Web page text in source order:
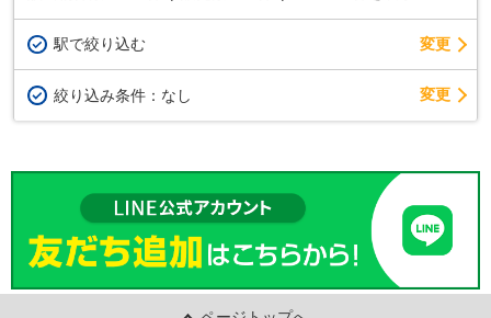
駅で絞り込む 変更
絞り込み条件： なし 変更